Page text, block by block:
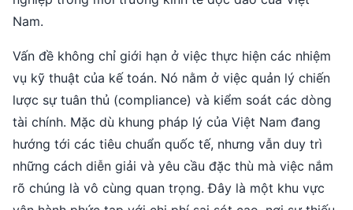
Nam.
Vấn đề không chỉ giới hạn ở việc thực hiện các nhiệm
vụ kỹ thuật của kế toán. Nó nằm ở việc quản lý chiến
lược sự tuân thủ (compliance) và kiểm soát các dòng
tài chính. Mặc dù khung pháp lý của Việt Nam đang
hướng tới các tiêu chuẩn quốc tế, nhưng vẫn duy trì
những cách diễn giải và yêu cầu đặc thù mà việc nắm
rõ chúng là vô cùng quan trọng. Đây là một khu vực